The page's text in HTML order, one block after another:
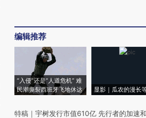
编辑推荐
“入侵”还是“人道危机” 难
民潮撕裂西班牙飞地休达
显影｜瓜农的漫长
特稿 ｜ 宇树发行市值610亿 先行者的加速